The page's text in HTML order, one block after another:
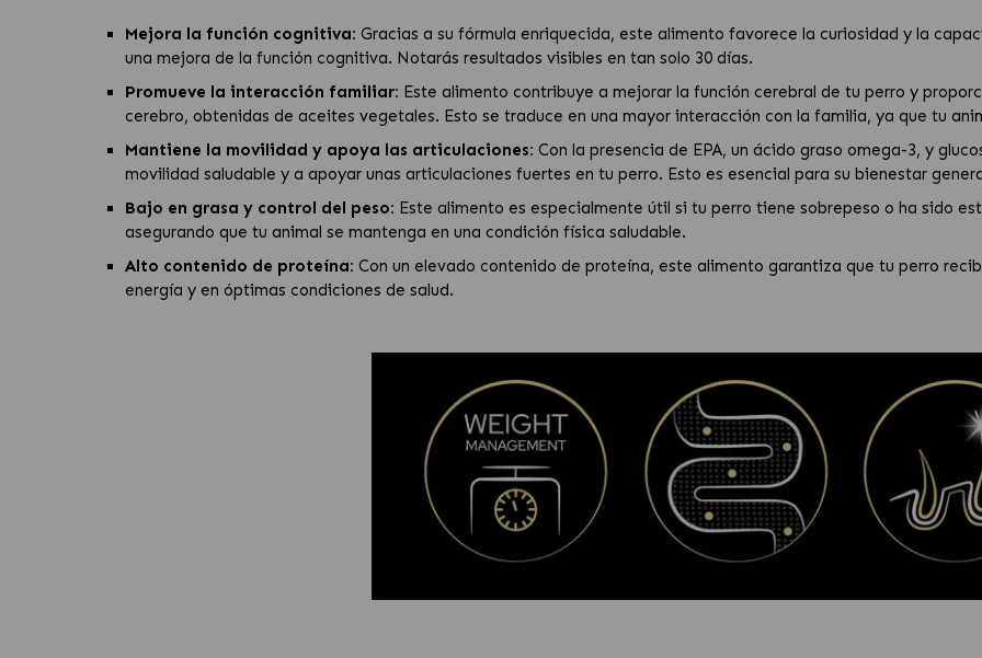
Mejora la función cognitiva: Gracias a su fórmula enriquecida, este alimento favorece la curiosidad y la
una mejora de la función cognitiva. Notarás resultados visibles en tan solo 30 días.
Promueve la interacción familiar: Este alimento contribuye a mejorar la función cerebral de tu perro y
cerebro, obtenidas de aceites vegetales. Esto se traduce en una mayor interacción con la familia, ya que tu
Mantiene la movilidad y apoya las articulaciones: Con la presencia de EPA, un ácido graso omega-3, y
movilidad saludable y a apoyar unas articulaciones fuertes en tu perro. Esto es esencial para su bienestar
Bajo en grasa y control del peso: Este alimento es especialmente útil si tu perro tiene sobrepeso o ha sido
asegurando que tu animal se mantenga en una condición física saludable.
Alto contenido de proteína: Con un elevado contenido de proteína, este alimento garantiza que tu perro
energía y en óptimas condiciones de salud.